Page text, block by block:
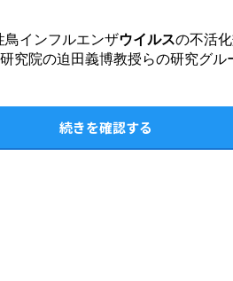
インフルエンザウイルスの不活
究院の迫田義博教授らの研究グル
続きを確認する